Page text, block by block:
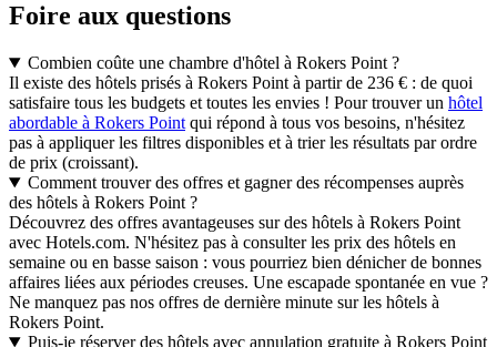
Foire aux questions
Combien coûte une chambre d'hôtel à Rokers Point ?
Il existe des hôtels prisés à Rokers Point à partir de 236 € : de quoi
satisfaire tous les budgets et toutes les envies ! Pour trouver un hôtel
abordable à Rokers Point qui répond à tous vos besoins, n'hésitez
pas à appliquer les filtres disponibles et à trier les résultats par ordre
de prix (croissant).
Comment trouver des offres et gagner des récompenses auprès
des hôtels à Rokers Point ?
Découvrez des offres avantageuses sur des hôtels à Rokers Point
avec Hotels.com. N'hésitez pas à consulter les prix des hôtels en
semaine ou en basse saison : vous pourriez bien dénicher de bonnes
affaires liées aux périodes creuses. Une escapade spontanée en vue ?
Ne manquez pas nos offres de dernière minute sur les hôtels à
Rokers Point.
Puis-je réserver des hôtels avec annulation gratuite à Rokers Point